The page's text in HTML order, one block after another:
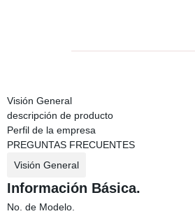
Visión General
descripción de producto
Perfil de la empresa
PREGUNTAS FRECUENTES
Visión General
Información Básica.
No. de Modelo.